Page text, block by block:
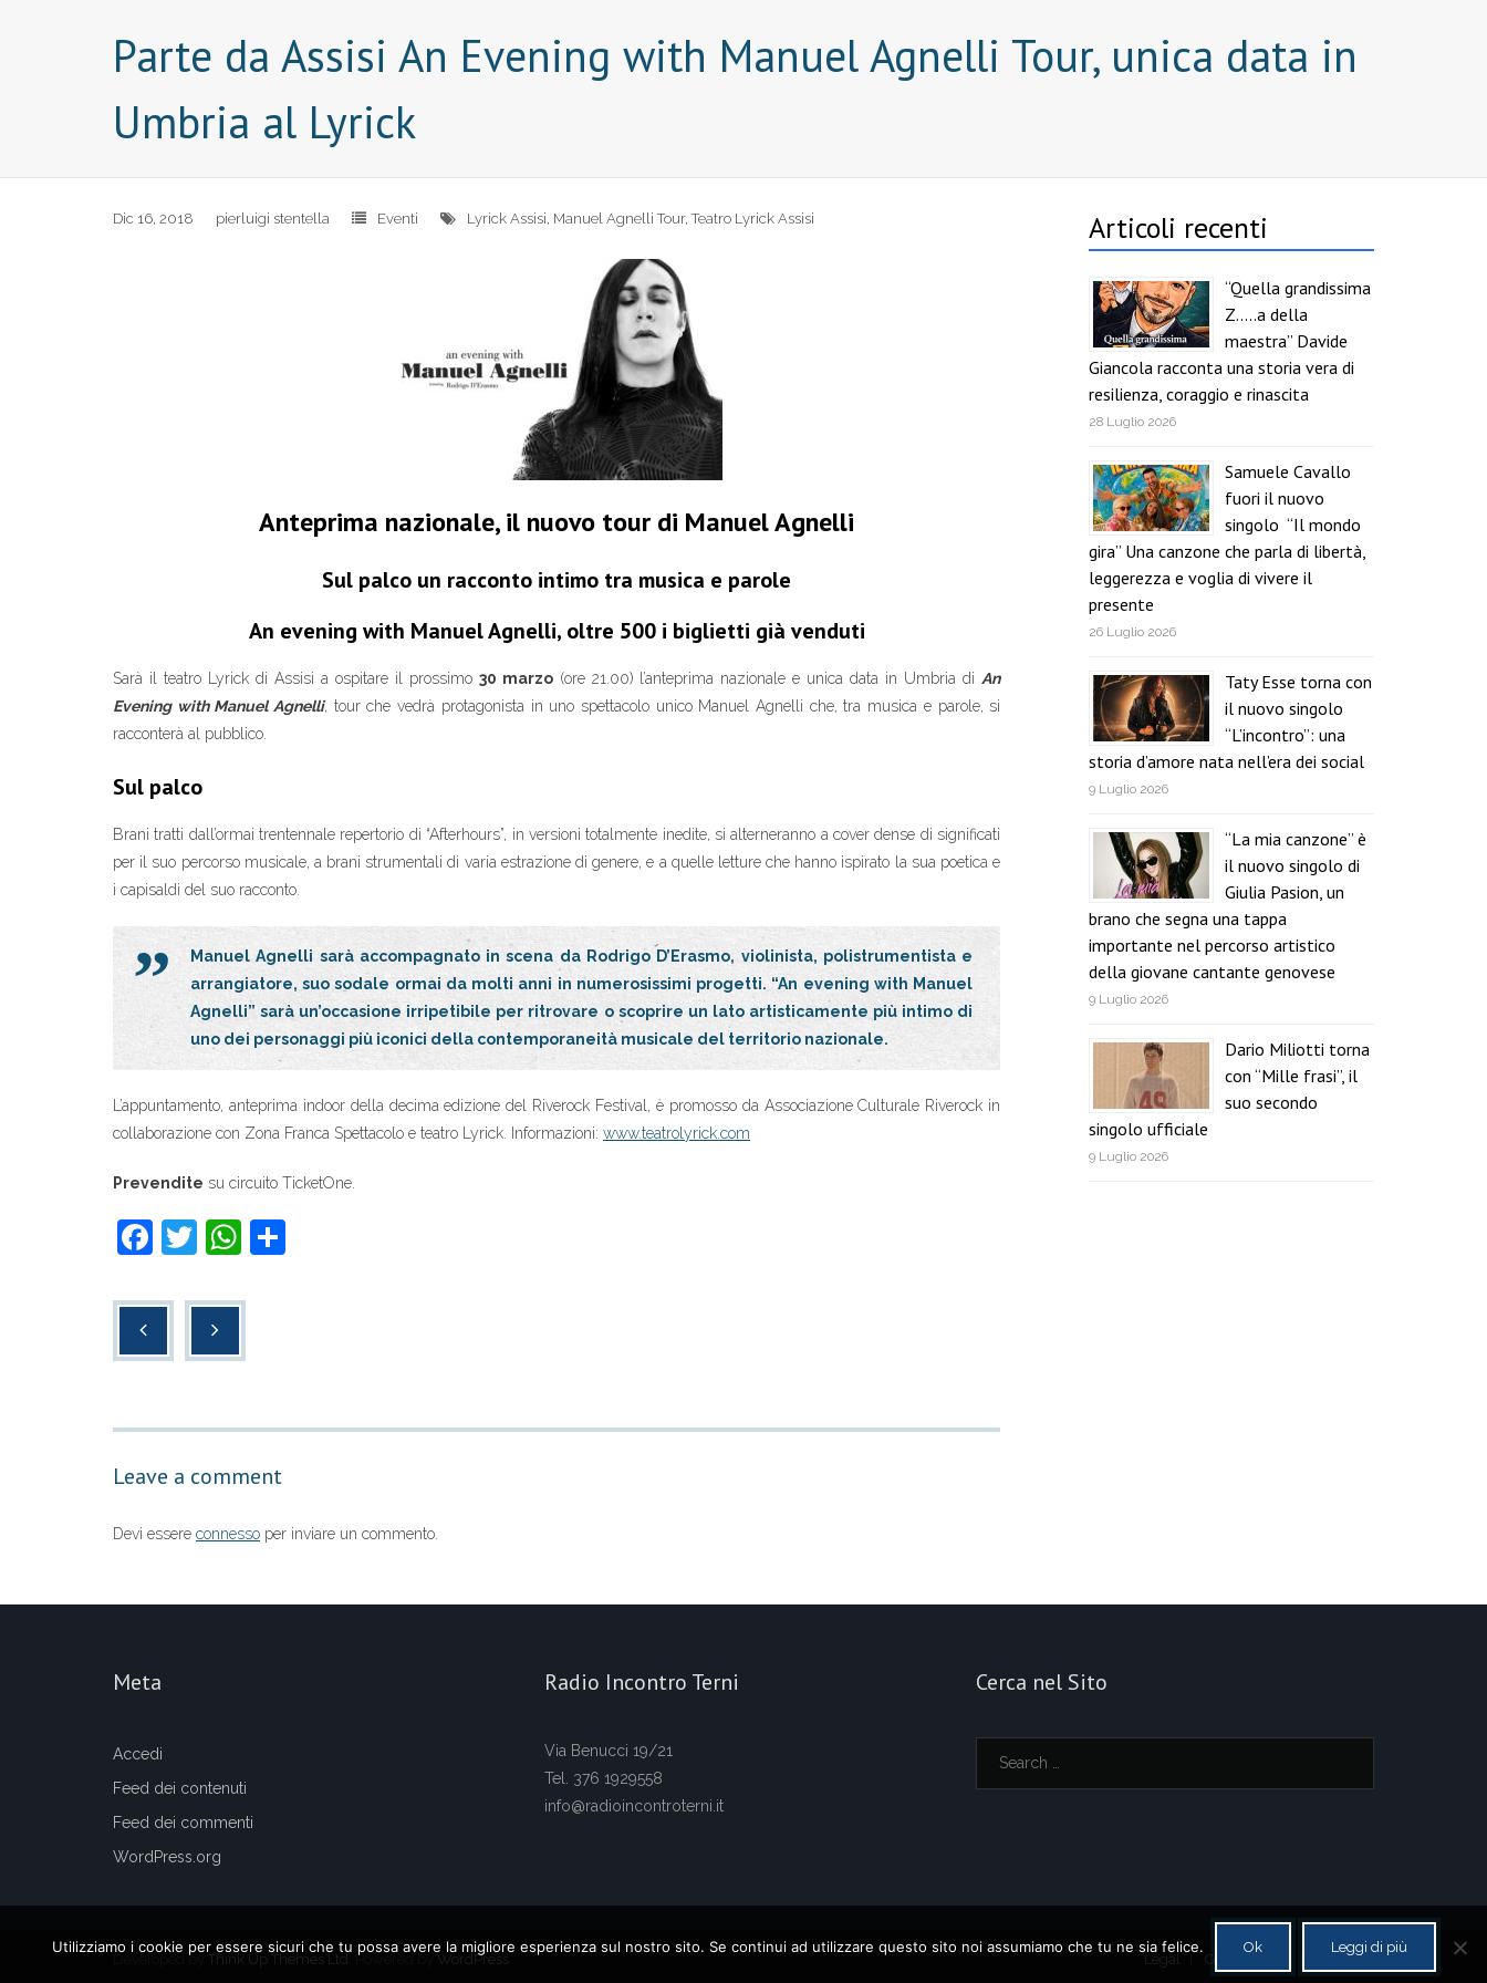
Parte da Assisi An Evening with Manuel Agnelli Tour, unica data in
Umbria al Lyrick
Dic 16, 2018 pierluigi stentella Eventi Lyrick Assisi, Manuel Agnelli Tour,Teatro Lyrick Assisi
Anteprima nazionale, il nuovo tour di Manuel Agnelli
Sul palco un racconto intimo tra musica e parole
An evening with Manuel Agnelli, oltre 500 i biglietti già venduti
Sarà il teatro Lyrick di Assisi a ospitare il prossimo 30 marzo(ore 21.00) l’anteprima nazionale e unica data in Umbria di An
Evening with Manuel Agnelli, tour che vedrà protagonista in uno spettacolo unico Manuel Agnelli che, tra musica e parole, si
racconterà al pubblico.
Sul palco
Brani tratti dall’ormai trentennale repertorio di “Afterhours”, in versioni totalmente inedite, si alterneranno a cover dense di significati
per il suo percorso musicale, a brani strumentali di varia estrazione di genere, e a quelle letture che hanno ispirato la sua poetica e
i capisaldi del suo racconto.
Manuel Agnelli sarà accompagnato in scena da Rodrigo D’Erasmo, violinista, polistrumentista e
arrangiatore, suo sodale ormai da molti anni in numerosissimi progetti. “An evening with Manuel
Agnelli” sarà un’occasione irripetibile per ritrovare o scoprire un lato artisticamente più intimo di
uno dei personaggi più iconici della contemporaneità musicale del territorio nazionale.
L’appuntamento, anteprima indoor della decima edizione del Riverock Festival, è promosso da Associazione Culturale Riverock in
collaborazione con Zona Franca Spettacolo e teatro Lyrick. Informazioni: www.teatrolyrick.com
Prevendite su circuito TicketOne.
F
c
k
T
tt
er
W
at
Leave a comment
Devi essere connesso per inviare un commento.
Articoli recenti
“Quella grandissima
Z…..a della
maestra” Davide
Giancola racconta una storia vera di
resilienza, coraggio e rinascita
28 Luglio 2026
Samuele Cavallo
fuori il nuovo
singolo “Il mondo
gira” Una canzone che parla di libertà,
leggerezza e voglia di vivere il
presente
26 Luglio 2026
Taty Esse torna con
il nuovo singolo
“L’incontro”: una
storia d’amore nata nell’era dei social
9 Luglio 2026
“La mia canzone” è
il nuovo singolo di
Giulia Pasion, un
brano che segna una tappa
importante nel percorso artistico
della giovane cantante genovese
9 Luglio 2026
Dario Miliotti torna
con “Mille frasi”, il
suo secondo
singolo ufficiale
9 Luglio 2026
Meta
Accedi
Feed dei contenuti
Feed dei commenti
WordPress.org
Radio Incontro Terni
Via Benucci 19/21
Tel. 376 1929558
info@radioincontroterni.it
Cerca nel Sito
Developed by Think Up Themes Ltd . Powered by WordPress Legal Cookie policy Contatti
Utilizziamo i cookie per essere sicuri che tu possa avere la migliore esperienza sul nostro sito. Se continui ad utilizzare questo sito noi assumiamo che tu ne sia felice. Ok Leggi di più